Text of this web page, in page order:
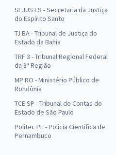
SEJUS ES - Secretaria da Justiça
do Espírito Santo
TJ BA - Tribunal de Justiça do
Estado da Bahia
TRF 3 - Tribunal Regional Federal
da 3ª Região
MP RO - Ministério Público de
Rondônia
TCE SP - Tribunal de Contas do
Estado de São Paulo
Politec PE - Polícia Científica de
Pernambuco